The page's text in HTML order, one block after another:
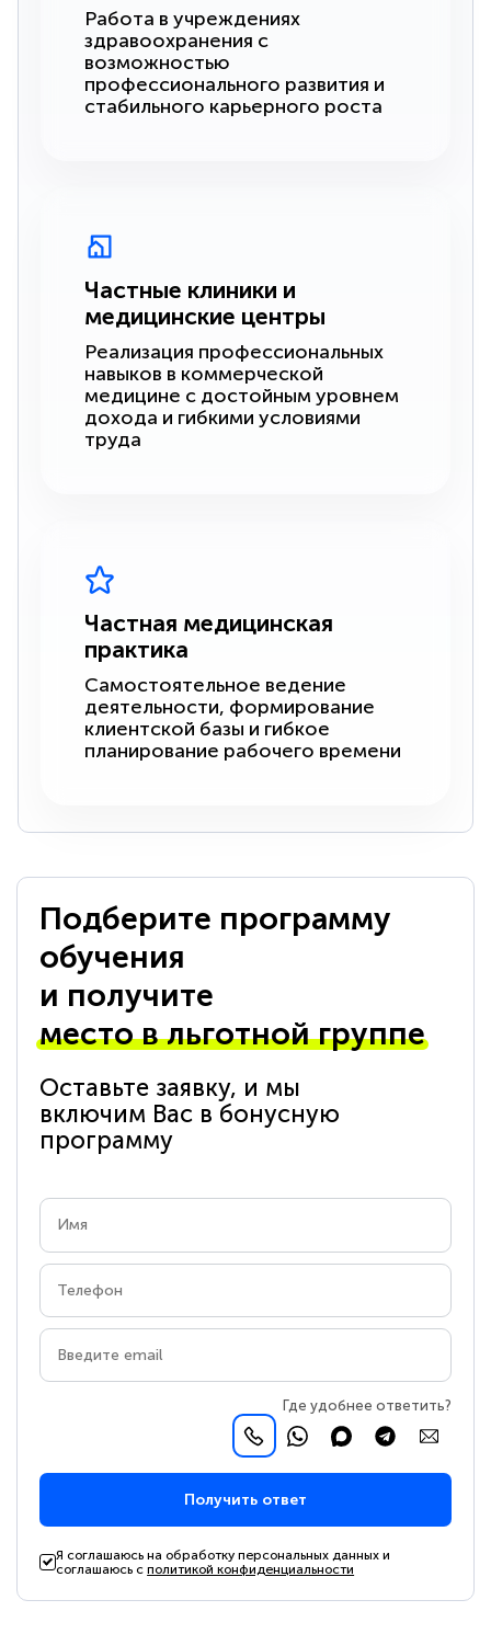
Работа в учреждениях
здравоохранения с
возможностью
профессионального развития и
стабильного карьерного роста
Частные клиники и
медицинские центры
Реализация профессиональных
навыков в коммерческой
медицине с достойным уровнем
дохода и гибкими условиями
труда
Частная медицинская
практика
Самостоятельное ведение
деятельности, формирование
клиентской базы и гибкое
планирование рабочего времени
Подберите программу
обучения
и получите
место в льготной группе
Оставьте заявку, и мы
включим Вас в бонусную
программу
Где удобнее ответить?
Получить ответ
Я соглашаюсь на обработку персональных данных и
соглашаюсь сполитикой конфиденциальности